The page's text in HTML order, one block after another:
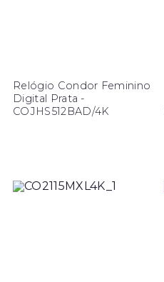
Relógio Condor Feminino
Digital Prata -
COJHS512BAD/4K